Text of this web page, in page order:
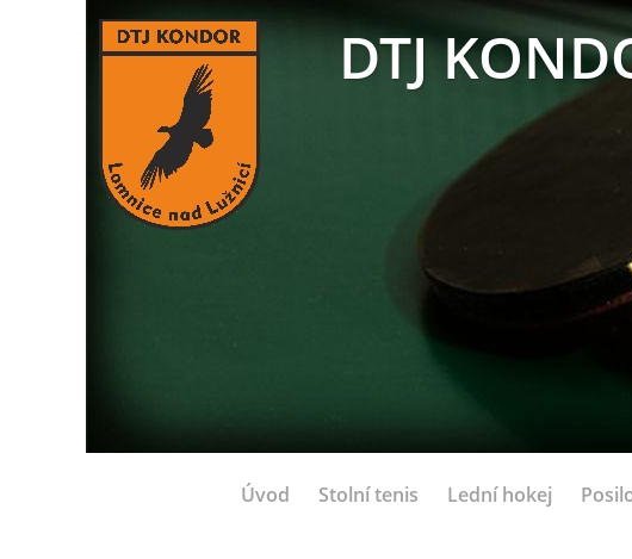
DTJ
Úvod Stolní tenis Lední hokej